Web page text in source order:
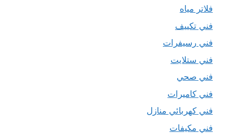
فلاتر مياه
فني تكييف
فني رسيفرات
فني ستلايت
فني صحي
فني كاميرات
فني كهربائي منازل
فني مكيفات